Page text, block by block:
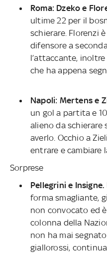
Roma: Dzeko e
ultime 22 per il
schierare. Florenzi
difensore a
l’attaccante,
che ha appena
Napoli: Mertens e
un gol a partita e
alieno da schierare
averlo. Occhio a
entrare e cambiare
Sorprese
Pellegrini e Insigne.
forma smagliante,
non convocato ed
colonna della
non ha mai
giallorossi,